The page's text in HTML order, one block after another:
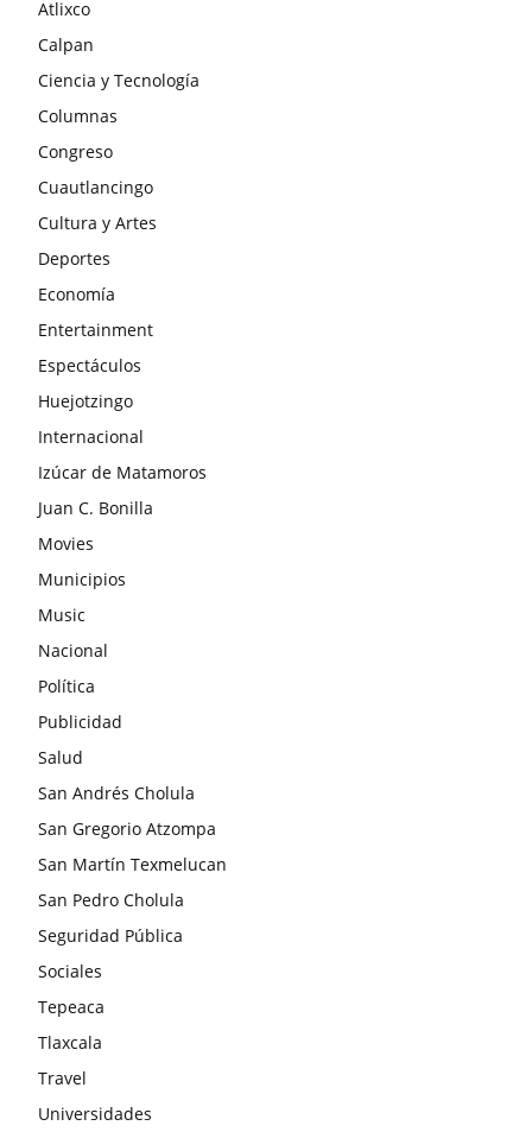
Atlixco
Calpan
Ciencia y Tecnología
Columnas
Congreso
Cuautlancingo
Cultura y Artes
Deportes
Economía
Entertainment
Espectáculos
Huejotzingo
Internacional
Izúcar de Matamoros
Juan C. Bonilla
Movies
Municipios
Music
Nacional
Política
Publicidad
Salud
San Andrés Cholula
San Gregorio Atzompa
San Martín Texmelucan
San Pedro Cholula
Seguridad Pública
Sociales
Tepeaca
Tlaxcala
Travel
Universidades